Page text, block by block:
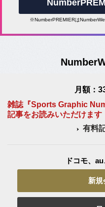
※NumberPREMIERは
月額：
雑誌『Sports Graphic
記事をお読みいただけます
有料
ドコモ、
新規